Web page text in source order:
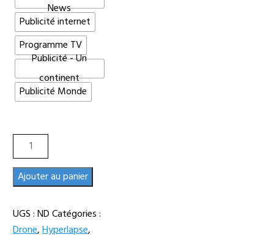
News
Publicité internet
Programme TV
Publicité - Un
continent
Publicité Monde
quantité
de
Hyperlapse
drone
la
Ajouter au panier
UGS :NDCatégories :
Drone,Hyperlapse,